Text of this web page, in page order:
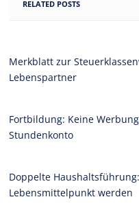
RELATED POSTS
Merkblatt zur
Lebenspartner
Fortbildung: Keine
Stundenkonto
Doppelte
Lebensmittelpunkt werden